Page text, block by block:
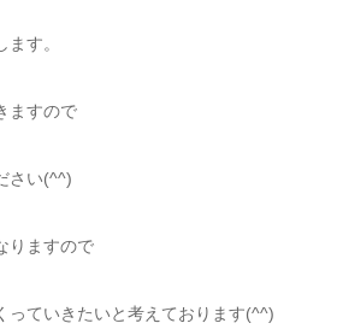
す。
ますので
さい(^^)
りますので
っていきたいと考えております(^^)